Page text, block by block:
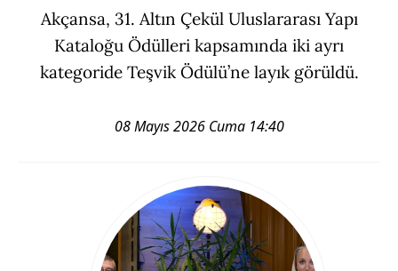
Akçansa, 31. Altın Çekül Uluslararası Yapı
Kataloğu Ödülleri kapsamında iki ayrı
kategoride Teşvik Ödülü’ne layık görüldü.
08 Mayıs 2026 Cuma 14:40